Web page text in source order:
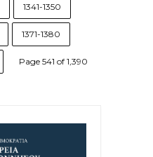
1341-1350
1371-1380
Page 541 of 1,390